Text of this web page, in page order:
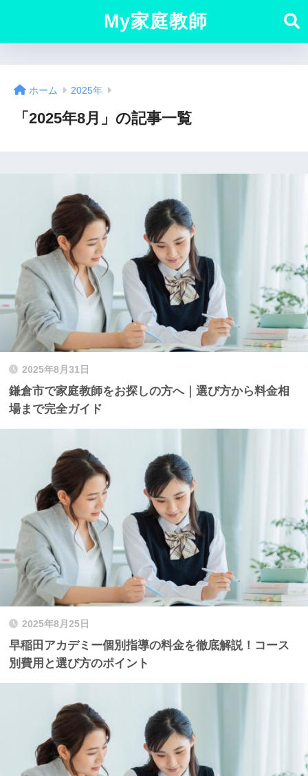
My家庭教師
ホーム 2025年
「2025年8月」の記事一覧
2025年8月31日
鎌倉市で家庭教師をお探しの方へ｜選び方から料金相
場まで完全ガイド
2025年8月25日
早稲田アカデミー個別指導の料金を徹底解説！コース
別費用と選び方のポイント